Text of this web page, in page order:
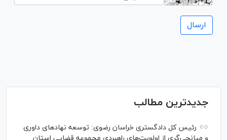
جدیدترین مطالب
رئیس کل دادگستری خراسان رضوی: توسعه نهاد‌های داوری
و میانجی‌گری از اولویت‌های راهبردی مجموعه قضایی استان